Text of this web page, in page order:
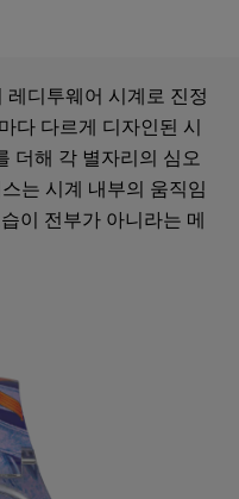
디투웨어 시계로 진정
다 다르게 디자인된 시
더해 각 별자리의 심오
는 시계 내부의 움직임
이 전부가 아니라는 메